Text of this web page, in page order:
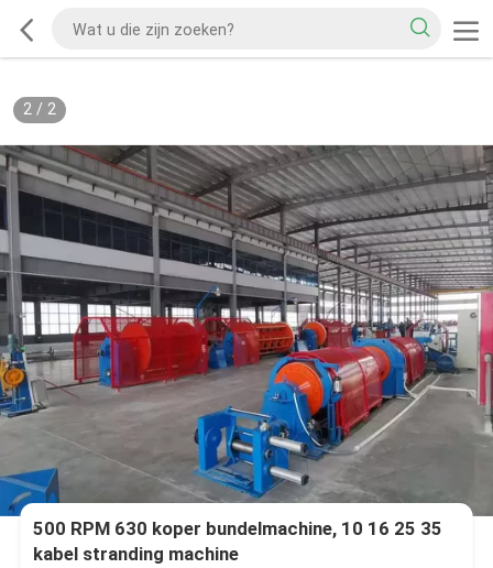
2/ 2
500 RPM 630 koper bundelmachine, 10 16 25 35
kabel stranding machine